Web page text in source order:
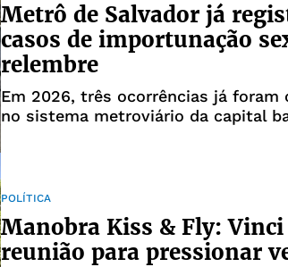
Metrô de Salvador já
casos de importunação
relembre
Em 2026, três ocorrências já foram
no sistema metroviário da capital
POLÍTICA
Manobra Kiss & Fly:
reunião para pressionar